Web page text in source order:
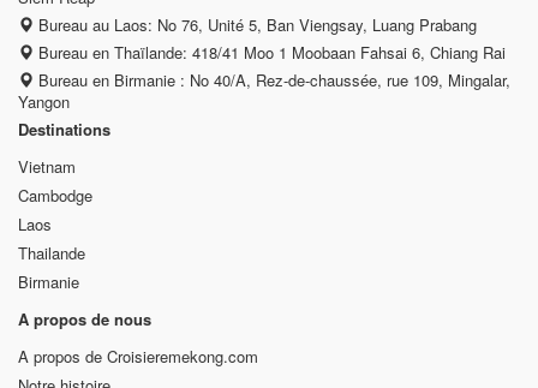
Bureau au Laos: No 76, Unité 5, Ban Viengsay, Luang Prabang
Bureau en Thaïlande: 418/41 Moo 1 Moobaan Fahsai 6, Chiang Rai
Bureau en Birmanie : No 40/A, Rez-de-chaussée, rue 109, Mingalar,
Yangon
Destinations
Vietnam
Cambodge
Laos
Thailande
Birmanie
A propos de nous
A propos de Croisieremekong.com